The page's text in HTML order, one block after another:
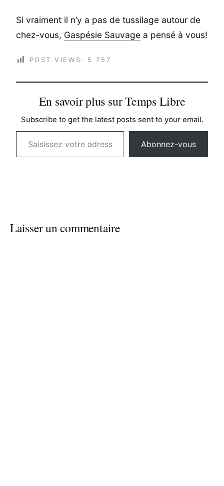
Si vraiment il n’y a pas de tussilage autour de
chez-vous, Gaspésie Sauvage a pensé à vous!
POST VIEWS: 5 757
En savoir plus sur Temps Libre
Subscribe to get the latest posts sent to your email.
Saisissez votre adresse e-mail…
Abonnez-vous
Laisser un commentaire